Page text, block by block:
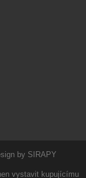
by SIRAPY
vystavit kupujícímu